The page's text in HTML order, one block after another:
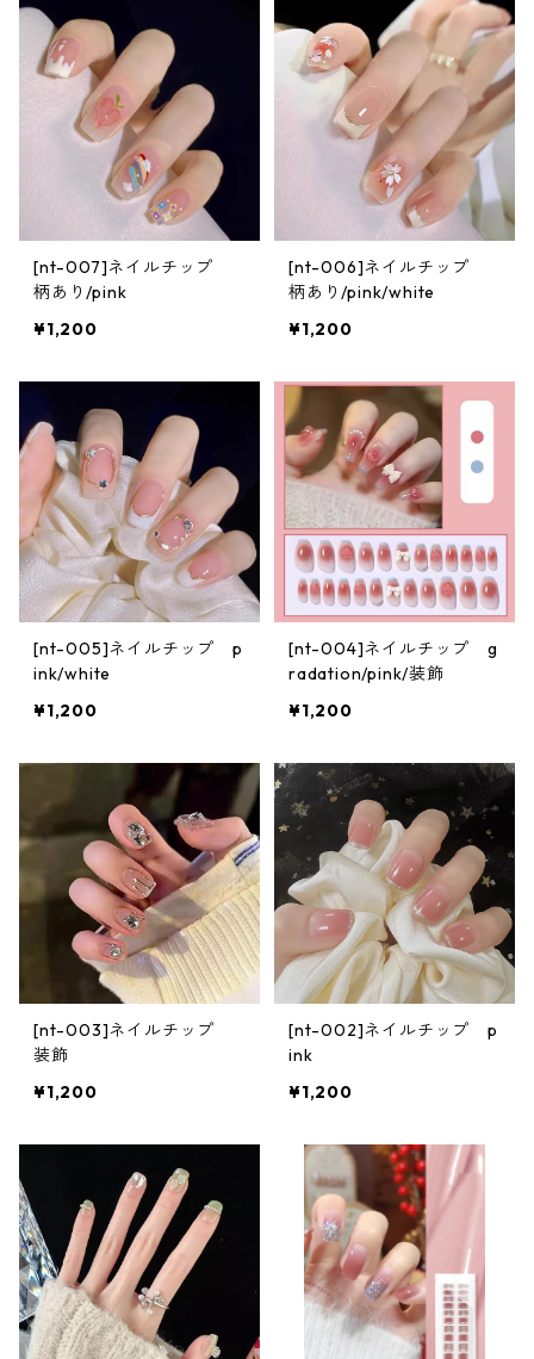
[nt-007]ネイルチップ
柄あり/pink
¥1,200
[nt-006]ネイルチップ
柄あり/pink/white
¥1,200
[nt-005]ネイルチップ p
ink/white
¥1,200
[nt-004]ネイルチップ g
radation/pink/装飾
¥1,200
[nt-003]ネイルチップ
装飾
¥1,200
[nt-002]ネイルチップ p
ink
¥1,200